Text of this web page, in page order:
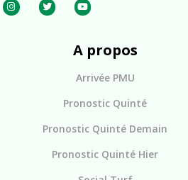
A propos
Arrivée PMU
Pronostic Quinté
Pronostic Quinté Demain
Pronostic Quinté Hier